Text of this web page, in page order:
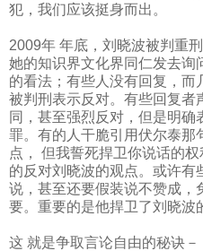
犯，我们应该挺身而出。
2009年 年底，刘晓波被判重
她的知识界文化界同仁发去询
的看法；有些人没有回复，而
被判刑表示反对。有些回复者
同，甚至强烈反对，但是明
罪。有的人干脆引用伏尔泰那
点，
但我誓死捍卫你说话的
的反对刘晓波的观点。或许有
说，甚至还要假装说不赞成，
要。重要的是他捍卫了刘晓波
这 就是争取言论自由的秘诀